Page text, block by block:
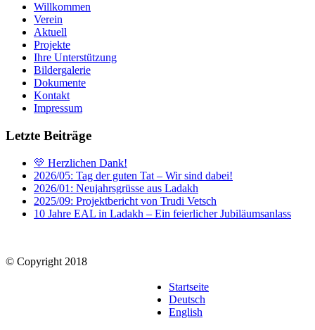
Startseite
Deutsch
English
Willkommen
Verein
Aktuell
Projekte
Ihre Unterstützung
Bildergalerie
Dokumente
Kontakt
Impressum
Letzte Beiträge
💛 Herzlichen Dank!
2026/05: Tag der guten Tat – Wir sind dabei!
2026/01: Neujahrsgrüsse aus Ladakh
2025/09: Projektbericht von Trudi Vetsch
10 Jahre EAL in Ladakh – Ein feierlicher Jubiläumsanlass
© Copyright 2018